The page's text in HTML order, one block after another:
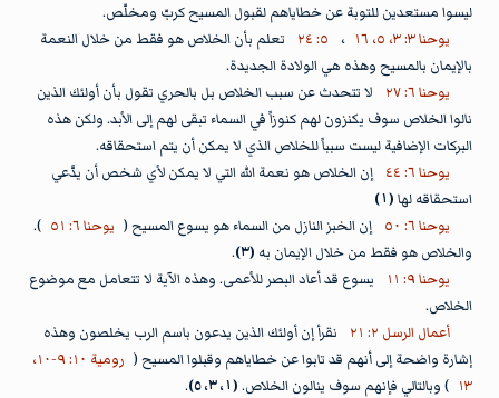
ليسوا مستعدين للتوبة عن خطاياهم لقبول المسيح كربّ ومخلّص.
يوحنا ٣: ٣، ٥، ١٦
، ٥: ٢٤
تعلم بأن الخلاص هو فقط من خلال النعمة
بالإيمان بالمسيح وهذه هي الولادة الجديدة.
يوحنا ٦: ٢٧
لا تتحدث عن سبب الخلاص بل بالحري تقول بأن أولئك الذين
نالوا الخلاص سوف يكنزون لهم كنوزاً في السماء تبقى لهم إلى الأبد. ولكن هذه
البركات الإضافية ليست سبباً للخلاص الذي لا يمكن أن يتم استحقاقه.
يوحنا ٦: ٤٤
إن الخلاص هو نعمة الله التي لا يمكن لأي شخص أن يدَّعي
استحقاقه لها (١)
يوحنا ٦: ٥٠
إن الخبز النازل من السماء هو يسوع المسيح ( يوحنا ٦: ٥١
).
والخلاص هو فقط من خلال الإيمان به (٣)
.
يوحنا ٩: ١١
يسوع قد أعاد البصر للأعمى. وهذه الآية لا تتعامل مع موضوع
الخلاص.
أعمال الرسل ٢: ٢١
نقرأ إن أولئك الذين يدعون باسم الرب يخلصون وهذه
إشارة واضحة إلى أنهم قد تابوا عن خطاياهم وقبلوا المسيح (
رومية ١٠: ٩-١٠،
١٣ ) وبالتالي فإنهم سوف ينالون الخلاص. (١، ٣، ٥)
.